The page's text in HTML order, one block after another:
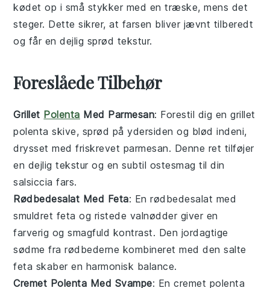
kødet op i små stykker med en træske, mens det
steger. Dette sikrer, at farsen bliver jævnt tilberedt
og får en dejlig sprød tekstur.
Foreslåede Tilbehør
Grillet Polenta Med Parmesan: Forestil dig engrillet
polenta skive, sprød på ydersiden og blød indeni,
drysset med friskrevet parmesan. Denne ret tilføjer
en dejligtekstur og en subtil ostesmag til din
salsiccia fars.
Rødbedesalat Med Feta: Enrødbedesalat med
smuldret feta og ristede valnødder giver en
farverig og smagfuld kontrast. Den jordagtige
sødme frarødbederne kombineret med den salte
feta skaber en harmonisk balance.
Cremet Polenta Med Svampe: Encremet polenta